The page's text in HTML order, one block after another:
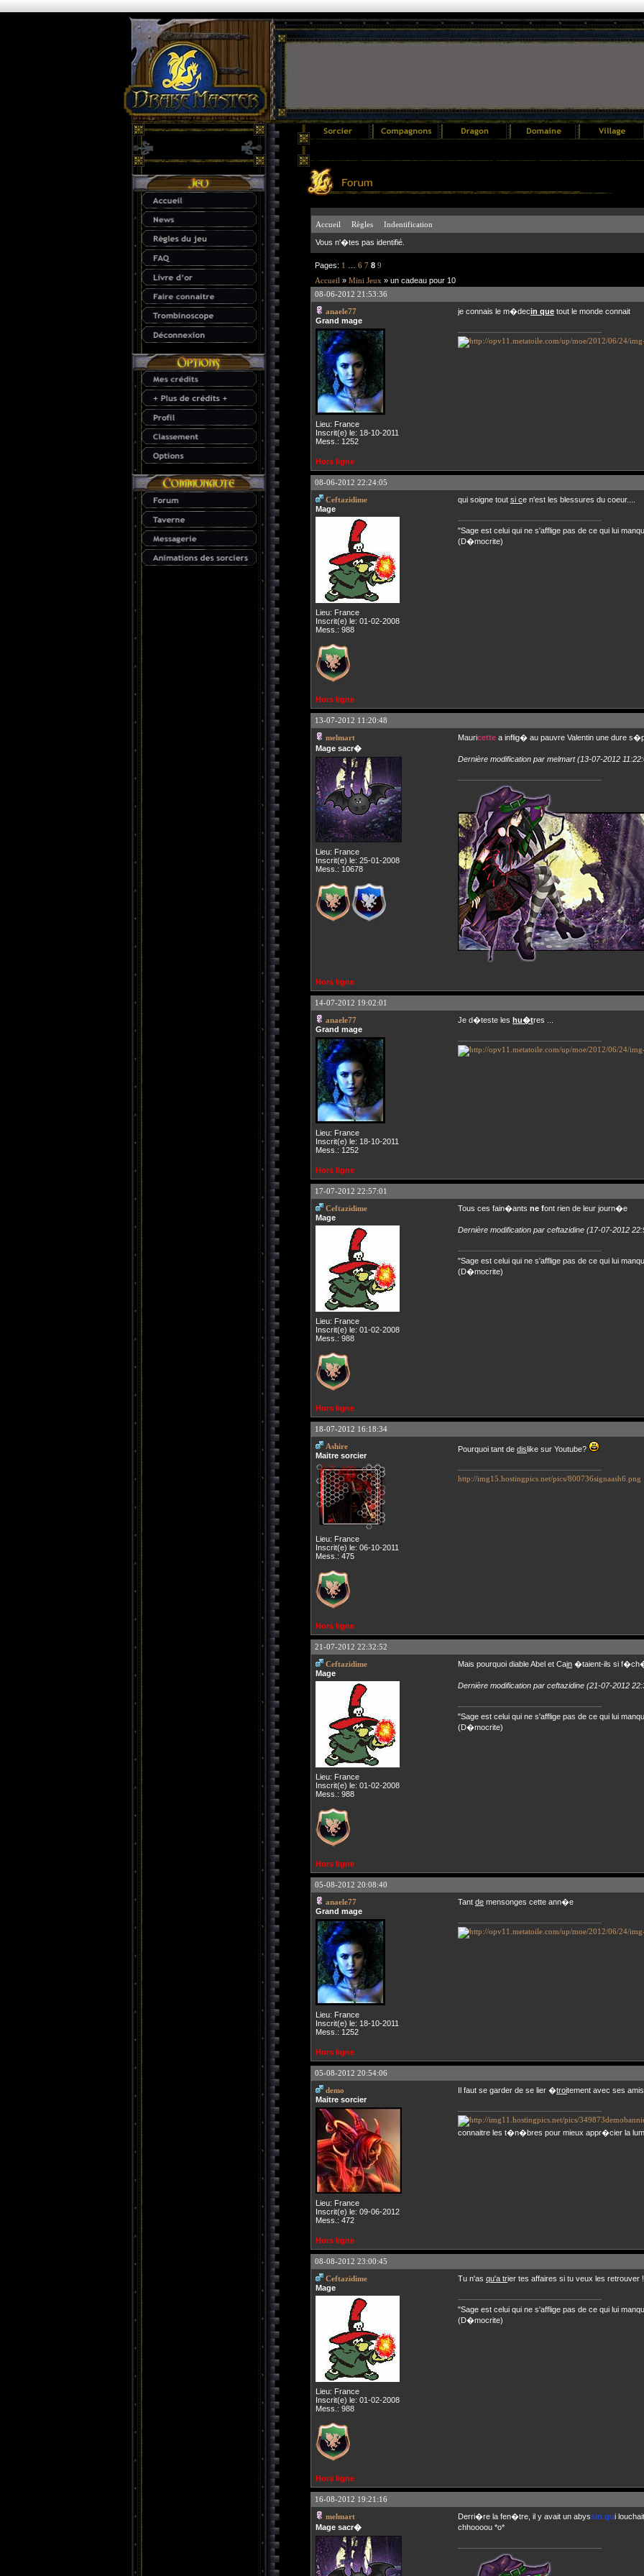
Accueil Règles Indentification
Vous n'�tes pas identifié.
Pages: 1 6 7 8 9
Accueil » Mini Jeux » un cadeau pour 10
08-06-2012 21:53:36
anaele77
Grand mage
Lieu: France
Inscrit(e) le: 18-10-2011
Mess.: 1252
je connais le m�decin que tout le monde connait
Hors ligne
08-06-2012 22:24:05
Ceftazidime
Mage
Lieu: France
Inscrit(e) le: 01-02-2008
Mess.: 988
qui soigne tout si ce n'est les blessures du coeur....
"Sage est celui qui ne s'afflige pas de ce qui lui
(D�mocrite)
Hors ligne
13-07-2012 11:20:48
melmart
Mage sacr�
Lieu: France
Inscrit(e) le: 25-01-2008
Mess.: 10678
Mauricette a inflig� au pauvre Valentin une dure
Dernière modification par melmart (13-07-2012
Hors ligne
14-07-2012 19:02:01
anaele77
Grand mage
Lieu: France
Inscrit(e) le: 18-10-2011
Mess.: 1252
Je d�teste les hu�tres ...
Hors ligne
17-07-2012 22:57:01
Ceftazidime
Mage
Lieu: France
Inscrit(e) le: 01-02-2008
Mess.: 988
Tous ces fain�ants ne font rien de leur journ�e
Dernière modification par ceftazidine (17-07-2012
"Sage est celui qui ne s'afflige pas de ce qui lui
(D�mocrite)
Hors ligne
18-07-2012 16:18:34
Ashire
Maitre sorcier
Lieu: France
Inscrit(e) le: 06-10-2011
Mess.: 475
Pourquoi tant de dislike sur Youtube?
http://img15.hostingpics.net/pics/800736signaash6.png
Hors ligne
21-07-2012 22:32:52
Ceftazidime
Mage
Lieu: France
Inscrit(e) le: 01-02-2008
Mess.: 988
Mais pourquoi diable Abel et Cain �taient-ils si
Dernière modification par ceftazidine (21-07-2012
"Sage est celui qui ne s'afflige pas de ce qui lui
(D�mocrite)
Hors ligne
05-08-2012 20:08:40
anaele77
Grand mage
Lieu: France
Inscrit(e) le: 18-10-2011
Mess.: 1252
Tant de mensonges cette ann�e
Hors ligne
05-08-2012 20:54:06
demo
Maitre sorcier
Lieu: France
Inscrit(e) le: 09-06-2012
Mess.: 472
Il faut se garder de se lier �troitement avec ses
connaitre les t�n�bres pour mieux appr�cier la
Hors ligne
08-08-2012 23:00:45
Ceftazidime
Mage
Lieu: France
Inscrit(e) le: 01-02-2008
Mess.: 988
Tu n'as qu'a trier tes affaires si tu veux les retrouver !
"Sage est celui qui ne s'afflige pas de ce qui lui
(D�mocrite)
Hors ligne
16-08-2012 19:21:16
melmart
Mage sacr�
Derri�re la fen�tre, il y avait un abyssin qui
chhoooou *o*